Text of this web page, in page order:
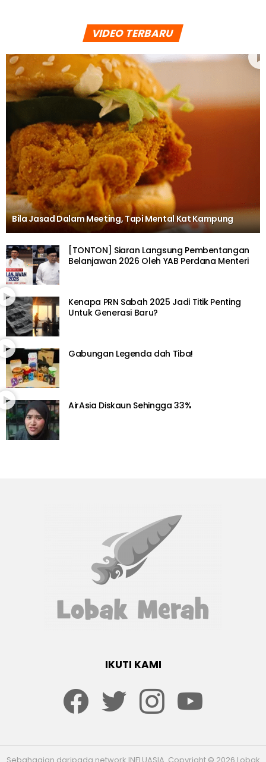
VIDEO TERBARU
Bila Jasad Dalam Meeting, Tapi Mental Kat Kampung
[TONTON] Siaran Langsung Pembentangan
Belanjawan 2026 Oleh YAB Perdana Menteri
Kenapa PRN Sabah 2025 Jadi Titik Penting
Untuk Generasi Baru?
Gabungan Legenda dah Tiba!
AirAsia Diskaun Sehingga 33%
IKUTI KAMI
Sebahagian daripada network INFLUASIA. Copyright © 2026 Lobak